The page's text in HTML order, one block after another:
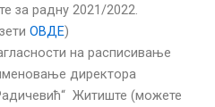
за радну 2021/2022.
ОВДЕ)
на расписивање
директора
Житиште (можете